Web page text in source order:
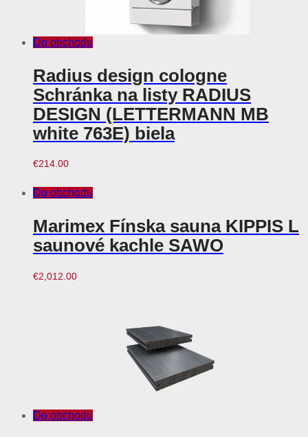
Do obchodu
Radius design cologne
Schránka na listy RADIUS
DESIGN (LETTERMANN MB
white 763E) biela
€214.00
Do obchodu
Marimex Fínska sauna KIPPIS L
saunové kachle SAWO
€2,012.00
Do obchodu